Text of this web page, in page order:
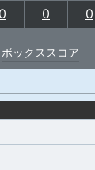
0 0 0
ボックススコア